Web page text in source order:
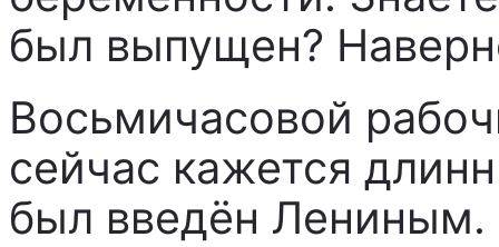
был выпущен?
Восьмичасовой
сейчас кажется
был введён Лениным.